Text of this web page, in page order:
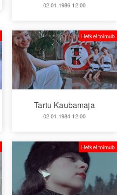
02.01.1986 12:00
Tartu Kaubamaja
02.01.1984 12:00
Hetkel toimub
Hetkel toimub